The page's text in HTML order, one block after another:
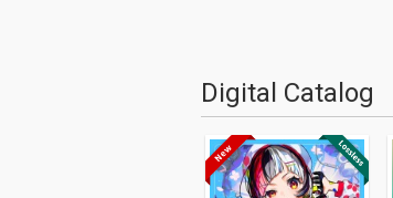
Digital Catalog